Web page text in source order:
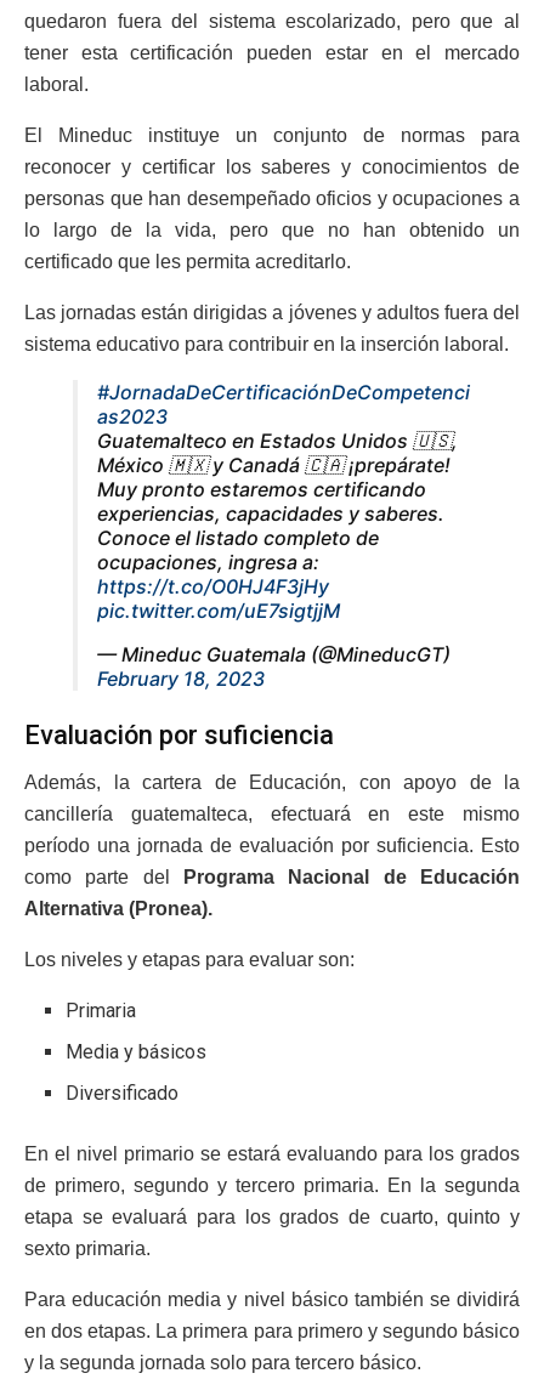
quedaron fuera del sistema escolarizado, pero que al
tener esta certificación pueden estar en el mercado
laboral.
El Mineduc instituye un conjunto de normas para
reconocer y certificar los saberes y conocimientos de
personas que han desempeñado oficios y ocupaciones a
lo largo de la vida, pero que no han obtenido un
certificado que les permita acreditarlo.
Las jornadas están dirigidas a jóvenes y adultos fuera del
sistema educativo para contribuir en la inserción laboral.
#JornadaDeCertificaciónDeCompetenci
as2023
Guatemalteco en Estados Unidos 🇺🇸,
México 🇲🇽 y Canadá 🇨🇦 ¡prepárate!
Muy pronto estaremos certificando
experiencias, capacidades y saberes.
Conoce el listado completo de
ocupaciones, ingresa a:
https://t.co/O0HJ4F3jHy
pic.twitter.com/uE7sigtjjM
— Mineduc Guatemala (@MineducGT)
February 18, 2023
Evaluación por suficiencia
Además, la cartera de Educación, con apoyo de la
cancillería guatemalteca, efectuará en este mismo
período una jornada de evaluación por suficiencia. Esto
como parte del
Programa Nacional de Educación
Alternativa (Pronea).
Los niveles y etapas para evaluar son:
Primaria
Media y básicos
Diversificado
En el nivel primario se estará evaluando para los grados
de primero, segundo y tercero primaria. En la segunda
etapa se evaluará para los grados de cuarto, quinto y
sexto primaria.
Para educación media y nivel básico también se dividirá
en dos etapas. La primera para primero y segundo básico
y la segunda jornada solo para tercero básico.